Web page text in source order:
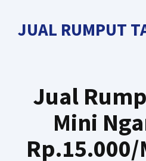
JUAL RUMPUT
Jual
Mini